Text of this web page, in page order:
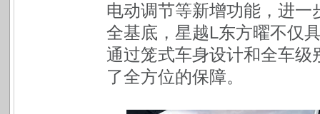
电动调节等新增功能，进
全基底，星越L东方曜不仅
通过笼式车身设计和全车
了全方位的保障。